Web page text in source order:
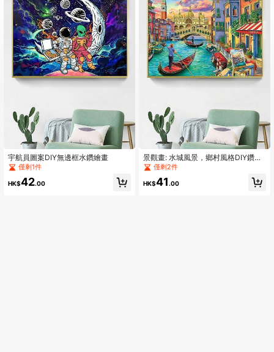
宇航員圖案DIY無邊框水鑽繪畫
僅剩1件
HK$42.00
景觀畫: 水城風景，鄉村風格DIY鑽石
畫，可愛漫畫畫，DIY家居裝飾，手工
十字繡，禮品製作
僅剩2件
HK$41.00